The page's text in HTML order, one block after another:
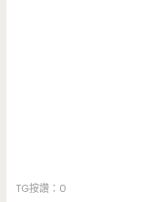
TG按讚：0